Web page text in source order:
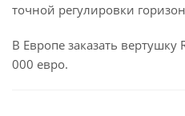
точной регулировки
В Европе заказать
000 евро.